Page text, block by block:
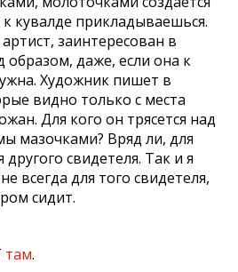
кувалде прикладываешься.
заинтересован в
образом, даже, если она к
Художник пишет в
видно только с места
Для кого он трясется над
мазочками? Вряд ли, для
свидетеля. Так и я
всегда для того свидетеля,
сидит.
там.